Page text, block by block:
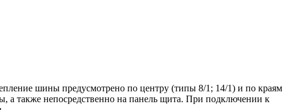
шины предусмотрено по центру (типы 8/1; 14/1) и по краям
также непосредственно на панель щита. При подключении к